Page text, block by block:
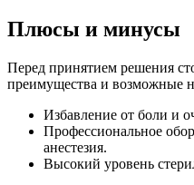
Плюсы и минусы
Перед принятием решения
преимущества и возможные
Избавление от боли и
Профессиональное
анестезия.
Высокий уровень